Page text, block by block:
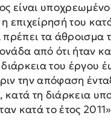
του
πρέπει τα
από ότι ήταν
του έργου
την απόφαση
τη διάρκεια
κατά το έτος